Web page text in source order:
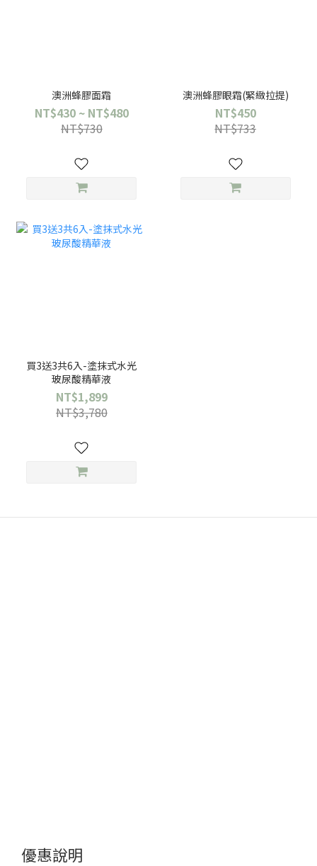
澳洲蜂膠面霜
NT$430 ~ NT$480
NT$730
澳洲蜂膠眼霜(緊緻拉提)
NT$450
NT$733
買3送3共6入-塗抹式水光
玻尿酸精華液
NT$1,899
NT$3,780
優惠說明